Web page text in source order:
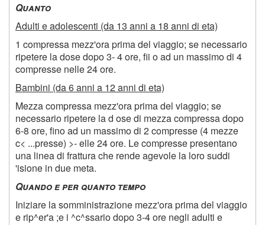
Quanto
Adulti e adolescenti (da 13 anni a 18 anni di eta)
1 compressa mezz'ora prima del viaggio; se necessario
ripetere la dose dopo 3- 4 ore, fii o ad un massimo di 4
compresse nelle 24 ore.
Bambini (da 6 anni a 12 anni di eta)
Mezza compressa mezz'ora prima del viaggio; se
necessario ripetere la d ose di mezza compressa dopo
6-8 ore, fino ad un massimo di 2 compresse (4 mezze
c< ...presse) >- elle 24 ore. Le compresse presentano
una linea di frattura che rende agevole la loro suddi
'isione in due meta.
Quando e per quanto tempo
Iniziare la somministrazione mezz'ora prima del viaggio
e rip^er'a ;e i ^c^ssario dopo 3-4 ore negli adulti e